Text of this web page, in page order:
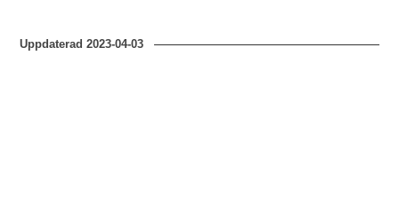
Uppdaterad2023-04-03